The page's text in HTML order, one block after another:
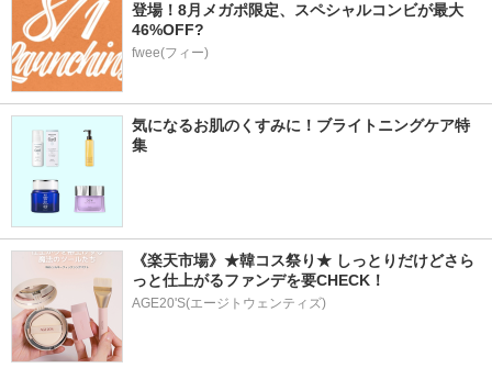
登場！8月メガポ限定、スペシャルコンビが最大
46%OFF?
fwee(フィー)
気になるお肌のくすみに！ブライトニングケア特
集
《楽天市場》★韓コス祭り★ しっとりだけどさら
っと仕上がるファンデを要CHECK！
AGE20'S(エージトウェンティズ)